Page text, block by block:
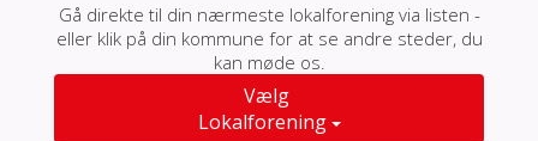
Gå direkte til din nærmeste lokalforening via listen -
eller klik på din kommune for at se andre steder, du
kan møde os.
Vælg
Lokalforening